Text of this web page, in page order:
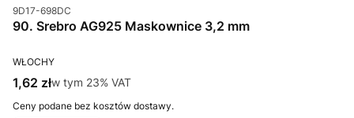
Kod produktu
9D17-698DC
90. Srebro AG925 Maskownice 3,2 mm
PRODUCENT
WŁOCHY
Cena brutto
1,62 złw tym %s VAT
w tym 23% VAT
Ceny podane bez kosztów dostawy.